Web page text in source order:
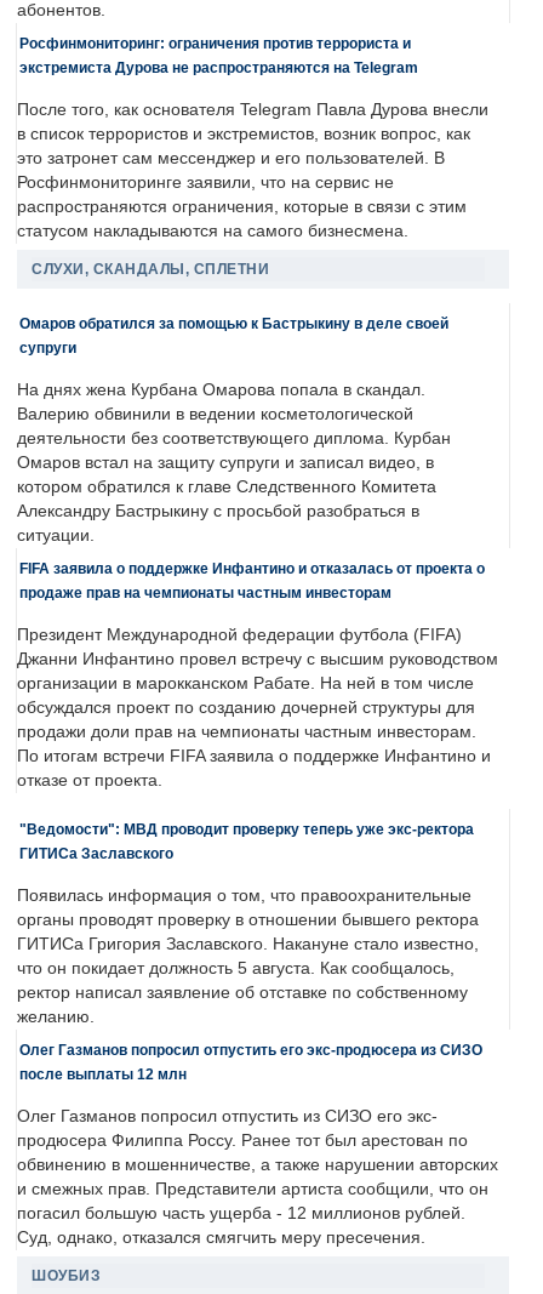
абонентов.
Росфинмониторинг: ограничения против террориста и
экстремиста Дурова не распространяются на Telegram
После того, как основателя Telegram Павла Дурова внесли
в список террористов и экстремистов, возник вопрос, как
это затронет сам мессенджер и его пользователей. В
Росфинмониторинге заявили, что на сервис не
распространяются ограничения, которые в связи с этим
статусом накладываются на самого бизнесмена.
СЛУХИ, СКАНДАЛЫ, СПЛЕТНИ
Омаров обратился за помощью к Бастрыкину в деле своей
супруги
На днях жена Курбана Омарова попала в скандал.
Валерию обвинили в ведении косметологической
деятельности без соответствующего диплома. Курбан
Омаров встал на защиту супруги и записал видео, в
котором обратился к главе Следственного Комитета
Александру Бастрыкину с просьбой разобраться в
ситуации.
FIFA заявила о поддержке Инфантино и отказалась от проекта о
продаже прав на чемпионаты частным инвесторам
Президент Международной федерации футбола (FIFA)
Джанни Инфантино провел встречу с высшим руководством
организации в марокканском Рабате. На ней в том числе
обсуждался проект по созданию дочерней структуры для
продажи доли прав на чемпионаты частным инвесторам.
По итогам встречи FIFA заявила о поддержке Инфантино и
отказе от проекта.
"Ведомости": МВД проводит проверку теперь уже экс-ректора
ГИТИСа Заславского
Появилась информация о том, что правоохранительные
органы проводят проверку в отношении бывшего ректора
ГИТИСа Григория Заславского. Накануне стало известно,
что он покидает должность 5 августа. Как сообщалось,
ректор написал заявление об отставке по собственному
желанию.
Олег Газманов попросил отпустить его экс-продюсера из СИЗО
после выплаты 12 млн
Олег Газманов попросил отпустить из СИЗО его экс-
продюсера Филиппа Россу. Ранее тот был арестован по
обвинению в мошенничестве, а также нарушении авторских
и смежных прав. Представители артиста сообщили, что он
погасил большую часть ущерба - 12 миллионов рублей.
Суд, однако, отказался смягчить меру пресечения.
ШОУБИЗ